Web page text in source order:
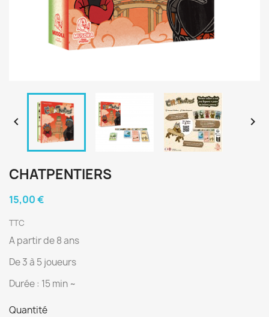
 
CHATPENTIERS
15,00 €
TTC
A partir de 8 ans
De 3 à 5 joueurs
Durée : 15 min ~
Quantité